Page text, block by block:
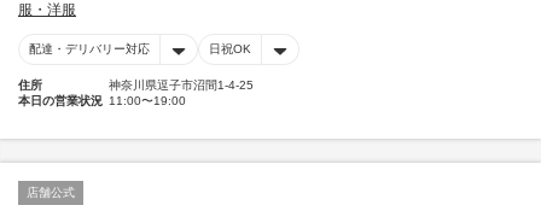
服・洋服
配達・デリバリー対応 日祝OK
住所
神奈川県逗子市沼間1-4-25
本日の営業状況 11:00〜19:00
店舗公式